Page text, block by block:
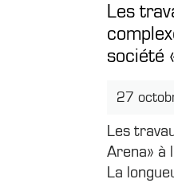
Les
société
27
Les
Arena» à
La